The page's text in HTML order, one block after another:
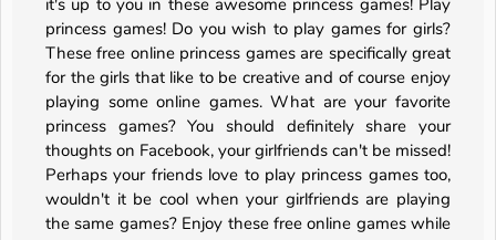
it's up to you in these awesome princess games! Play
princess games! Do you wish to play games for girls?
These free online princess games are specifically great
for the girls that like to be creative and of course enjoy
playing some online games. What are your favorite
princess games? You should definitely share your
thoughts on Facebook, your girlfriends can't be missed!
Perhaps your friends love to play princess games too,
wouldn't it be cool when your girlfriends are playing
the same games? Enjoy these free online games while